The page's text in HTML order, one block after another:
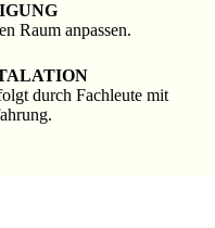
Raum anpassen.
durch Fachleute mit